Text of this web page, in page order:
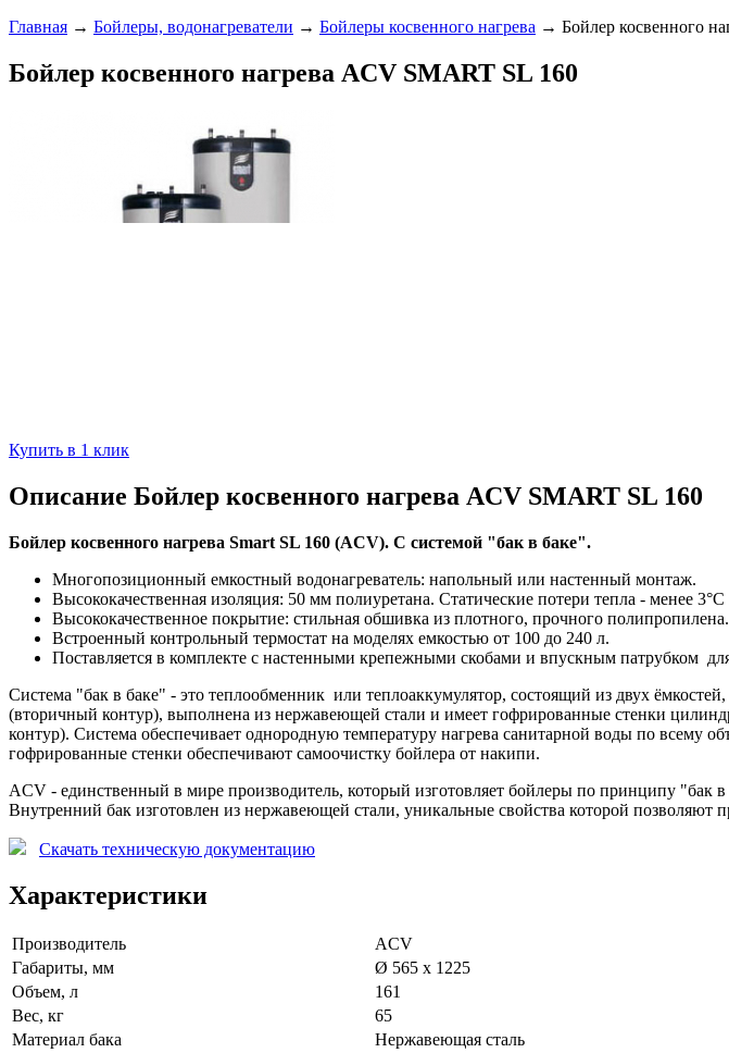
Главная → Бойлеры, водонагреватели → Бойлеры косвенного нагрева → Бойлер косвенного
Бойлер косвенного нагрева ACV SMART SL 160
Купить в 1 клик
Описание Бойлер косвенного нагрева ACV SMART SL 160
Бойлер косвенного нагрева Smart SL 160 (ACV). С системой "бак в баке".
Многопозиционный емкостный водонагреватель: напольный или настенный монтаж.
Высококачественная изоляция: 50 мм полиуретана. Статические потери тепла - менее 3°C
Высококачественное покрытие: стильная обшивка из плотного, прочного
Встроенный контрольный термостат на моделях емкостью от 100 до 240 л.
Поставляется в комплекте с настенными крепежными скобами и впускным патрубком
Система "бак в баке" - это теплообменник или теплоаккумулятор, состоящий из двух
(вторичный контур), выполнена из нержавеющей стали и имеет гофрированные стенки
контур). Система обеспечивает однородную температуру нагрева санитарной воды по всему
гофрированные стенки обеспечивают самоочистку бойлера от накипи.
ACV - единственный в мире производитель, который изготовляет бойлеры по принципу "бак
Внутренний бак изготовлен из нержавеющей стали, уникальные свойства которой позволяют
Скачать техническую документацию
Характеристики
Производитель
ACV
Габариты, мм
Ø 565 x 1225
Объем, л
161
Вес, кг
65
Материал бака
Нержавеющая сталь